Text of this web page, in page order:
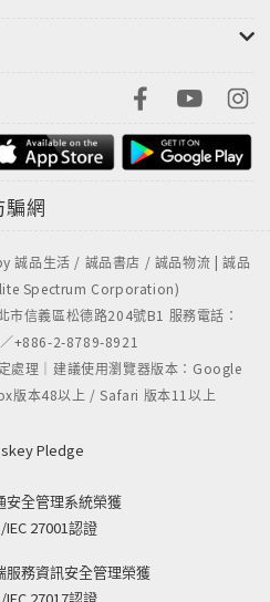
騙網
誠品生活 / 誠品書店 / 誠品物流 | 誠品
Spectrum Corporation)
信義區松德路204號B1 服務電話：
+886-2-8789-8921
處理｜建議使用瀏覽器版本：Google
版本48以上 / Safari 版本11以上
Pledge
安全管理系統榮獲
IEC 27001認證
服務資訊安全管理榮獲